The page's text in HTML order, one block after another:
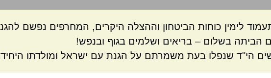
לימין כוחות הביטחון וההצלה היקרים, המחרפים נפשם
הביתה בשלום – בריאים ושלמים בגוף ובנפש!
הי"ד שנפלו בעת משמרתם על הגנת עם ישראל ומולדתו